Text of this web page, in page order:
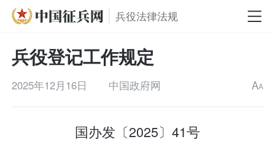
兵役法律法规
兵役登记工作规定
2025年12月16日 中国政府网 AA
国办发〔2025〕41号